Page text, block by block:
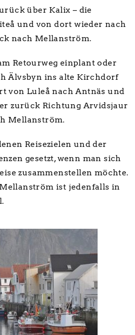
über Kalix – die
und von dort wieder nach
nach Mellanström.
Retourweg einplant oder
Älvsbyn ins alte Kirchdorf
von Luleå nach Antnäs und
zurück Richtung Arvidsjaur
Mellanström.
Reisezielen und der
gesetzt, wenn man sich
zusammenstellen möchte.
ist jedenfalls in